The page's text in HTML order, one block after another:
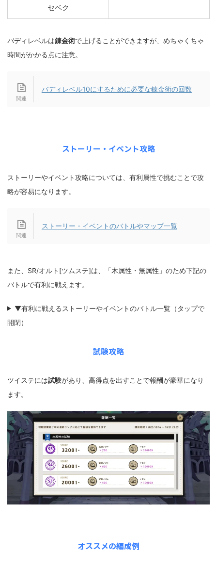
セベク
バディレベルは錬金術で上げることができますが、めちゃくちゃ
時間がかかる点に注意。
バディレベル10にするために必要な錬金術の回数
ストーリー・イベント攻略
ストーリーやイベント攻略については、有利属性で挑むことで攻
略が容易になります。
ストーリー・イベントのバトルやマップ一覧
また、SR/オルト[ツムステ]は、「木属性・無属性」のため下記の
バトルで有利に戦えます。
▼有利に戦えるストーリーやイベントのバトル一覧（タップで
開閉）
試験攻略
ツイステには試験があり、高得点を出すことで報酬が豪華になり
ます。
オススメの編成例